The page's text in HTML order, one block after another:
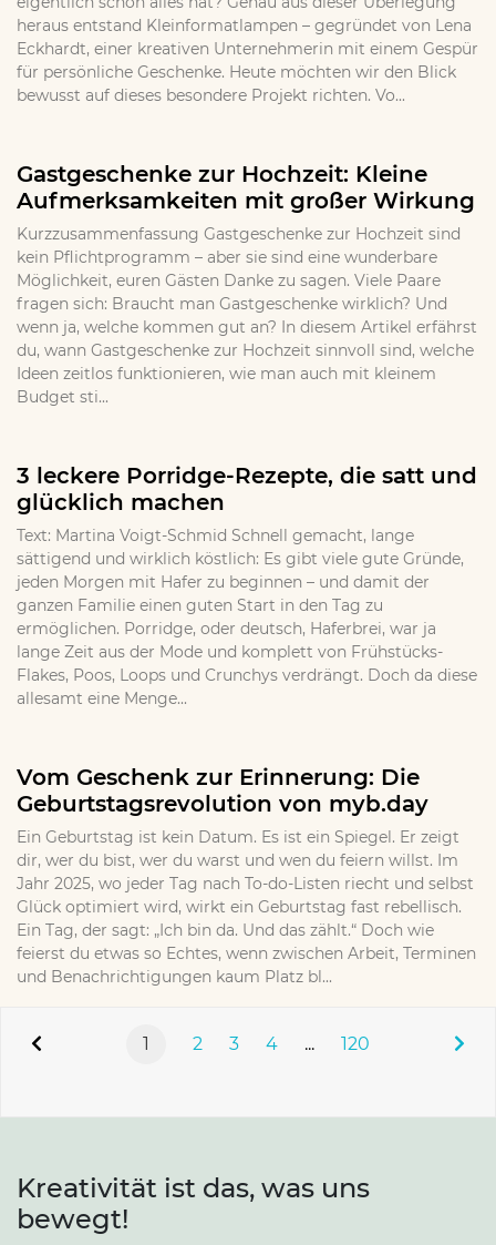
heraus entstand Kleinformatlampen – gegründet von Lena
Eckhardt, einer kreativen Unternehmerin mit einem Gespür
für persönliche Geschenke. Heute möchten wir den Blick
bewusst auf dieses besondere Projekt richten. Vo...
Gastgeschenke zur Hochzeit: Kleine
Aufmerksamkeiten mit großer Wirkung
Kurzzusammenfassung Gastgeschenke zur Hochzeit sind
kein Pflichtprogramm – aber sie sind eine wunderbare
Möglichkeit, euren Gästen Danke zu sagen. Viele Paare
fragen sich: Braucht man Gastgeschenke wirklich? Und
wenn ja, welche kommen gut an? In diesem Artikel erfährst
du, wann Gastgeschenke zur Hochzeit sinnvoll sind, welche
Ideen zeitlos funktionieren, wie man auch mit kleinem
Budget sti...
3 leckere Porridge-Rezepte, die satt und
glücklich machen
Text: Martina Voigt-Schmid Schnell gemacht, lange
sättigend und wirklich köstlich: Es gibt viele gute Gründe,
jeden Morgen mit Hafer zu beginnen – und damit der
ganzen Familie einen guten Start in den Tag zu
ermöglichen. Porridge, oder deutsch, Haferbrei, war ja
lange Zeit aus der Mode und komplett von Frühstücks-
Flakes, Poos, Loops und Crunchys verdrängt. Doch da diese
allesamt eine Menge...
Vom Geschenk zur Erinnerung: Die
Geburtstagsrevolution von myb.day
Ein Geburtstag ist kein Datum. Es ist ein Spiegel. Er zeigt
dir, wer du bist, wer du warst und wen du feiern willst. Im
Jahr 2025, wo jeder Tag nach To-do-Listen riecht und selbst
Glück optimiert wird, wirkt ein Geburtstag fast rebellisch.
Ein Tag, der sagt: „Ich bin da. Und das zählt.“ Doch wie
feierst du etwas so Echtes, wenn zwischen Arbeit, Terminen
und Benachrichtigungen kaum Platz bl...
1 2 3 4 ... 120
Kreativität ist das, was uns
bewegt!